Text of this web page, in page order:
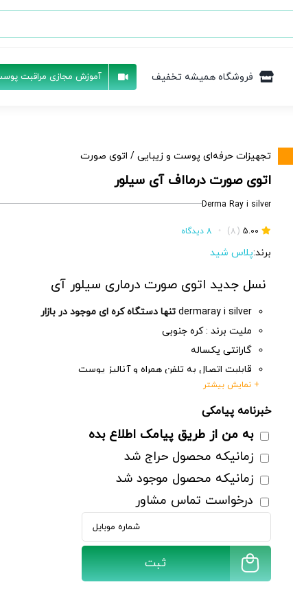
فروشگاه همیشه تخفیف آموزش مجازی مراقبت
تجهیزات حرفه‌ای پوست و زیبایی / اتوی صورت
اتوی صورت درمااف آی سیلور
Derma Ray i silver
5.00
(8)
• 8 دیدگاه
برند:پلاس شید
نسل جدید اتوی صورت درماری سیلور آی
dermaray i silver تنها دستگاه کره ای موجود در بازار
ملیت برند : کره جنوبی
گارانتی یکساله
قابلبت اتصال به تلفن همراه و آنالیز پوست
افزاینده عملکرد محصولات مراقبت از پوست
مناسب انواع پوست
اندازه گیری رطوبت پوست
دارای سه عملکرد پاکسازی، لیفتینگ و تغذیه پوست
+ نمایش بیشتر
خبرنامه پیامکی
به من از طریق پیامک اطلاع بده
زمانیکه محصول حراج شد
زمانیکه محصول موجود شد
درخواست تماس مشاور